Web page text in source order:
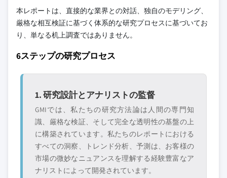
3.8.1 北米
3.8.2 欧州
3.8.3 アジア太平洋
3.8.4 ラテンアメリカ
3.9.1 生産拠点
3.9.2 消費拠点
3.9.3 輸出入
3.10 コスト内訳分析
3.11 持続可能性分析
3.11.1 持続可能な取り組み
10.4.4 チリ
10.5 中東・アフリカ
10.5.1 南アフリカ
10.5.3 UAE
主要な競合他社が見当たりませんか？
このレポートに掲載されている企業は厳選さ
れたものであり、競合全体を網羅するもので
はありません。
されていないメーカー、販売業者、専門業者
を含む全地域の全プレイヤーを考慮したボト
ムアップ手法を採用しています。プロファイ
ルセクションは戦略的に重要なプレイヤーに
焦点を当てており、市場規模の範囲を定義す
るものではありません。
競合環境には以下も含まれる可能性があります
本レポートは、直接的な業界との対話、独自のモデリング、
厳格な相互検証に基づく体系的な研究プロセスに基づいてお
り、単なる机上調査ではありません。
6ステップの研究プロセス
1. 研究設計とアナリストの監督
GMIでは、私たちの研究方法論は人間の専門知
識、厳格な検証、そして完全な透明性の基盤の上
に構築されています。私たちのレポートにおける
すべての洞察、トレンド分析、予測は、お客様の
市場の微妙なニュアンスを理解する経験豊富なア
ナリストによって開発されています。